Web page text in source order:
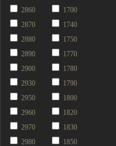
2860
2870
2880
2890
2900
2930
2950
2960
2970
2980
1700
1740
1750
1770
1780
1790
1800
1820
1830
1850